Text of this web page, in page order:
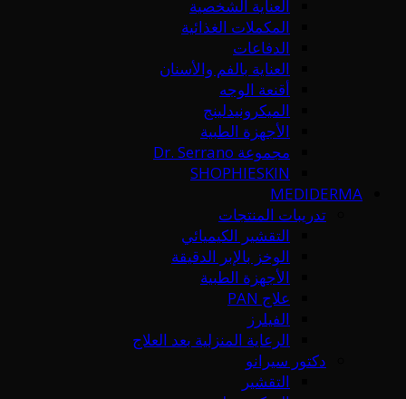
العناية الشخصية
المكملات الغذائية
الدفاعات
العناية بالفم والأسنان
أقنعة الوجه
الميكرونيدلينج
الأجهزة الطبية
مجموعة Dr. Serrano
SHOPHIESKIN
MEDIDERMA
تدريبات المنتجات
التقشير الكيميائي
الوخز بالإبر الدقيقة
الأجهزة الطبية
علاج PAN
الفيلرز
الرعاية المنزلية بعد العلاج
دكتور سيرانو
التقشير